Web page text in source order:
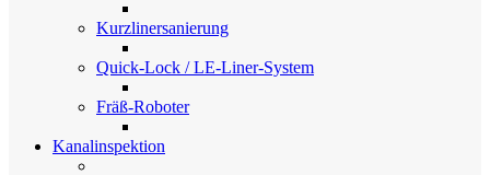
Kurzlinersanierung
Quick-Lock / LE-Liner-System
Fräß-Roboter
Kanalinspektion